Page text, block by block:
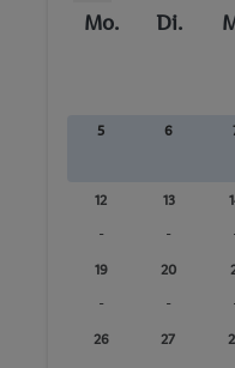
Mo. Di.
5 6
12
-
13
-
19
-
20
-
26 27